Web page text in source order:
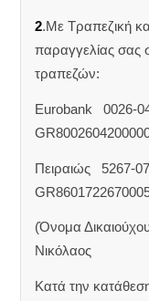
2.Με Τραπεζική
παραγγελίας σας
τραπεζών:
Eurobank 0026-
Πειραιώς 5267-
(Όνομα
Νικόλαος
Κατά την